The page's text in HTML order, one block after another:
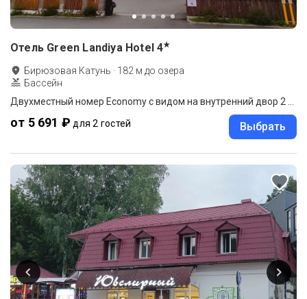
Отель Green Landiya Hotel 4★
Бирюзовая Катунь · 182 м до озера
Бассейн
от 5 691 ₽ для 2 гостей Выбрать